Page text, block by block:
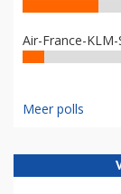
Air-France-KLM-
Meer polls